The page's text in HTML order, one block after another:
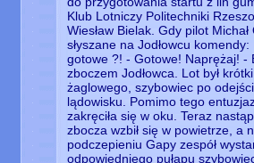
Klub Lotniczy Politechniki
Wiesław Bielak. Gdy pilot
słyszane na Jodłowcu
gotowe ?! - Gotowe! Naprężaj! -
zboczem Jodłowca. Lot był
żaglowego, szybowiec po
lądowisku. Pomimo tego
zakręciła się w oku. Teraz
zbocza wzbił się w powietrze, a
podczepieniu Gapy zespół
odpowiedniego pułapu